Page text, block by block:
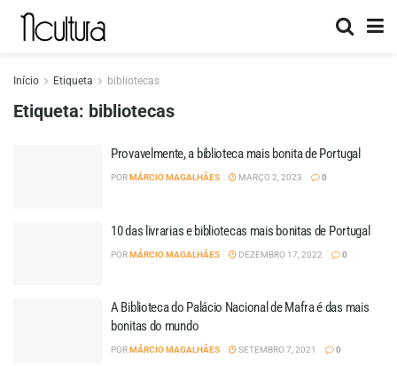
Início Etiqueta bibliotecas
Etiqueta: bibliotecas
Provavelmente, a biblioteca mais bonita de Portugal
PORMÁRCIO MAGALHÃES MARÇO 2, 2023 0
10 das livrarias e bibliotecas mais bonitas de Portugal
PORMÁRCIO MAGALHÃES DEZEMBRO 17, 2022 0
A Biblioteca do Palácio Nacional de Mafra é das mais
bonitas do mundo
PORMÁRCIO MAGALHÃES SETEMBRO 7, 2021 0